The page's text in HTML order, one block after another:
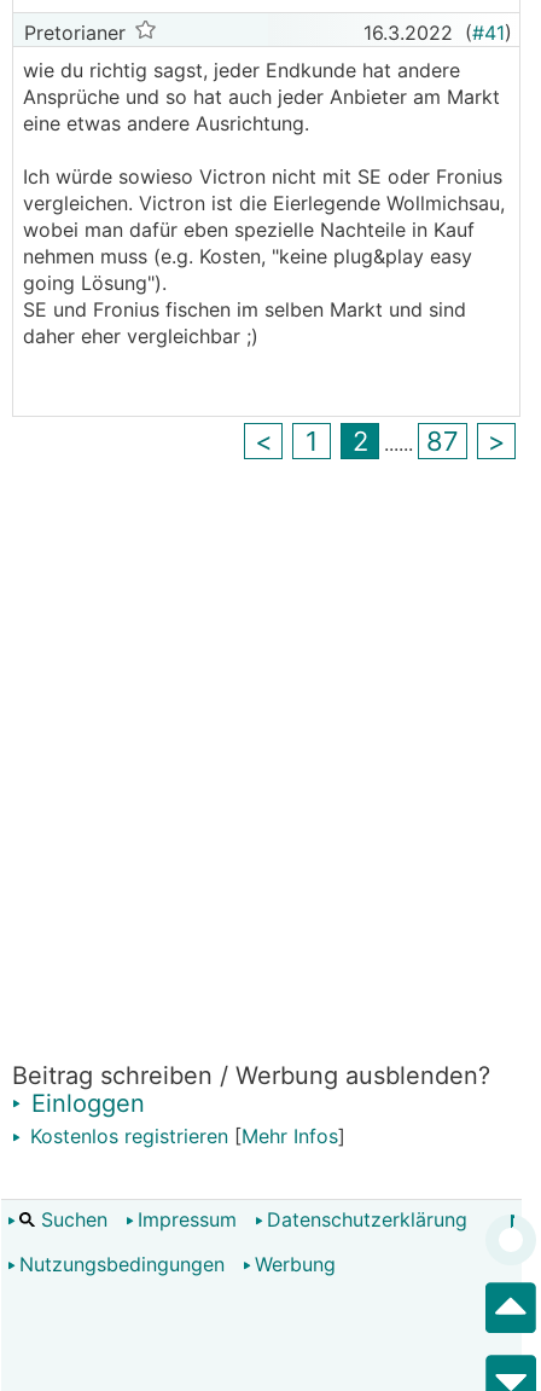
Pretorianer 16.3.2022 (#41)
wie du richtig sagst, jeder Endkunde hat andere
Ansprüche und so hat auch jeder Anbieter am Markt
eine etwas andere Ausrichtung.
Ich würde sowieso Victron nicht mit SE oder Fronius
vergleichen. Victron ist die Eierlegende Wollmichsau,
wobei man dafür eben spezielle Nachteile in Kauf
nehmen muss (e.g. Kosten, "keine plug&play easy
going Lösung").
SE und Fronius fischen im selben Markt und sind
daher eher vergleichbar ;)
< 1 2 ...... 87 >
Beitrag schreiben / Werbung ausblenden?
Einloggen
Kostenlos registrieren [Mehr Infos]
Suchen Impressum
Datenschutzerklärung
Nutzungsbedingungen
Werbung